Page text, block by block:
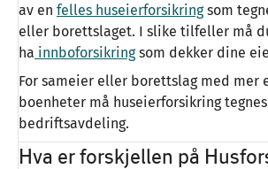
av en felles huseierforsikringsom
eller borettslaget. I slike tilfeller må
ha innboforsikringsom dekker dine
For sameier eller borettslag med mer
boenheter må huseierforsikring
bedriftsavdeling.
Hva er forskjellen på